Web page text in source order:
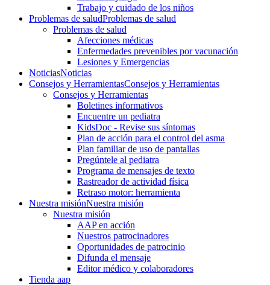
Trabajo y cuidado de los niños
Problemas de saludProblemas de salud
Problemas de salud
Afecciones médicas
Enfermedades prevenibles por vacunación
Lesiones y Emergencias
NoticiasNoticias
Consejos y HerramientasConsejos y Herramientas
Consejos y Herramientas
Boletines informativos
Encuentre un pediatra
KidsDoc - Revise sus síntomas
Plan de acción para el control del asma
Plan familiar de uso de pantallas
Pregúntele al pediatra
Programa de mensajes de texto
Rastre​​ador de activida​d física
Retraso motor: herramienta
Nuestra misiónNuestra misión
Nuestra misión
AAP en acción
Nuestros patrocinadores
Oportunidades de patrocinio
Difunda el mensaje
Editor médico y colaboradores
Tienda aap